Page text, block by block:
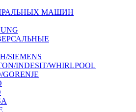
МАШИН
SIEMENS
INDESIT/WHIRLPOOL
GORENJE